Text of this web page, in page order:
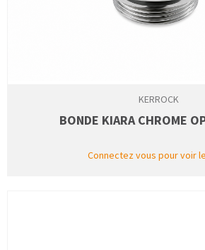
KERROCK
BONDE KIARA CHROME
Connectez vous pour voir